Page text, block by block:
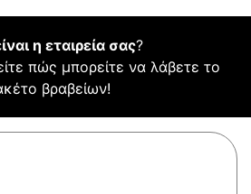
η εταιρεία σας?
πώς μπορείτε να λάβετε το
βραβείων!